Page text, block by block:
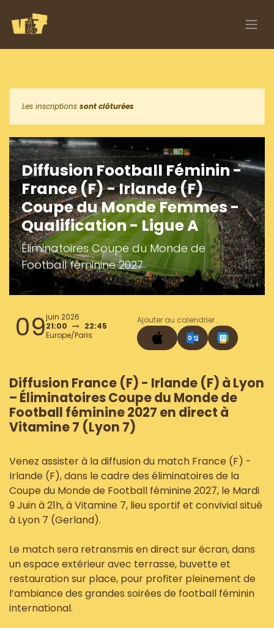
Les inscriptions sont clôturées
Diffusion Football Féminin -
France (F) - Irlande (F)
Coupe du Monde Femmes -
Qualification - Ligue A
Éliminatoires Coupe du Monde de
Football féminine 2027
09juin 2026
21:00
22:45
Europe/Paris
Ajouter au calendrier :
Diffusion France (F) - Irlande (F) à Lyon
– Éliminatoires Coupe du Monde de
Football féminine 2027 en direct à
Vitamine 7 (Lyon 7)
Venez assister à la diffusion du match France (F) -
Irlande (F), dans le cadre des éliminatoires de la
Coupe du Monde de Football féminine 2027, le Mardi
9 Juin à 21h, à Vitamine 7, lieu sportif et convivial situé
à Lyon 7 (Gerland).
Le match sera retransmis en direct sur écran, dans
un espace extérieur avec terrasse, buvette et
restauration sur place, pour profiter pleinement de
l’ambiance des grandes soirées de football féminin
international.